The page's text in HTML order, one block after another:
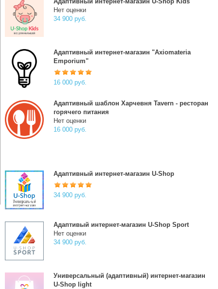
Нет оценки
34 900 руб.
Адаптивный интернет-магазин "Axiomateria
Emporium"
16 000 руб.
Адаптивный шаблон Харчевня Tavern - ресторан
горячего питания
Нет оценки
16 000 руб.
Адаптивный интернет-магазин U-Shop
34 900 руб.
Адаптивый интернет-магазин U-Shop Sport
Нет оценки
34 900 руб.
Универсальный (адаптивный) интернет-магазин
U-Shop light